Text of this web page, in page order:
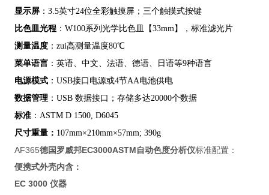
显示屏：3.5英寸24位全彩触摸屏；三个触摸式按键
比色皿光程：W100系列光学比色皿【33mm】，标准滤光片
测量温度：zui高测量温度80℃
菜单语言：英语、中文、法语、德语、日语等9种语言
电源模式：USB接口电源或4节AA电池供电
数据管理：USB 数据接口；存储多达20000个数据
标准： ASTM D 1500, D6045
尺寸重量： 107mm×210mm×57mm; 390g
AF365德国罗威邦EC3000ASTM自动色度分析仪标准配置：
便携式外壳内含：
EC 3000 仪器